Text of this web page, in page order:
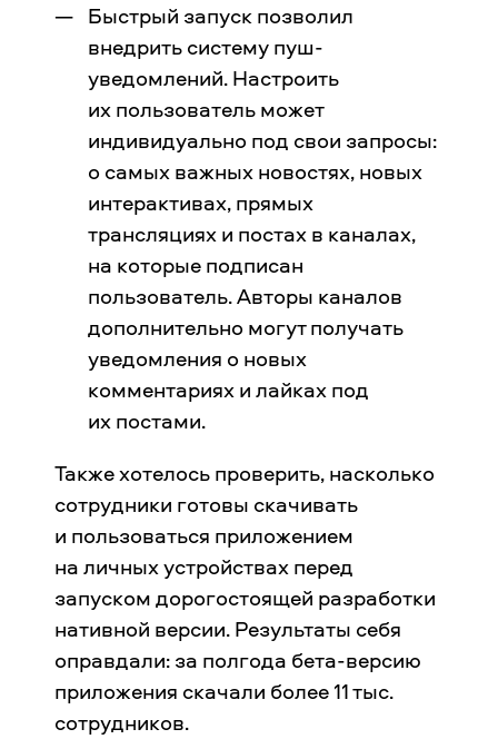
Быстрый запуск позволил
внедрить систему пуш-
уведомлений. Настроить
их пользователь может
индивидуально под свои запросы:
о самых важных новостях, новых
интерактивах, прямых
трансляциях и постах в каналах,
на которые подписан
пользователь. Авторы каналов
дополнительно могут получать
уведомления о новых
комментариях и лайках под
их постами.
Также хотелось проверить, насколько
сотрудники готовы скачивать
и пользоваться приложением
на личных устройствах перед
запуском дорогостоящей разработки
нативной версии. Результаты себя
оправдали: за полгода бета-версию
приложения скачали более 11 тыс.
сотрудников.